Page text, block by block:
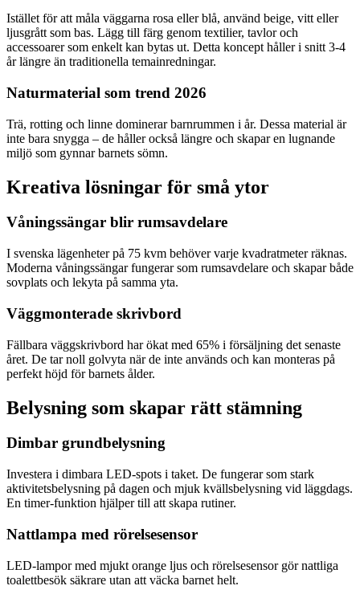
Istället för att måla väggarna rosa eller blå, använd beige, vitt eller
ljusgrått som bas. Lägg till färg genom textilier, tavlor och
accessoarer som enkelt kan bytas ut. Detta koncept håller i snitt 3-4
år längre än traditionella temainredningar.
Naturmaterial som trend 2026
Trä, rotting och linne dominerar barnrummen i år. Dessa material är
inte bara snygga – de håller också längre och skapar en lugnande
miljö som gynnar barnets sömn.
Kreativa lösningar för små ytor
Våningssängar blir rumsavdelare
I svenska lägenheter på 75 kvm behöver varje kvadratmeter räknas.
Moderna våningssängar fungerar som rumsavdelare och skapar både
sovplats och lekyta på samma yta.
Väggmonterade skrivbord
Fällbara väggskrivbord har ökat med 65% i försäljning det senaste
året. De tar noll golvyta när de inte används och kan monteras på
perfekt höjd för barnets ålder.
Belysning som skapar rätt stämning
Dimbar grundbelysning
Investera i dimbara LED-spots i taket. De fungerar som stark
aktivitetsbelysning på dagen och mjuk kvällsbelysning vid läggdags.
En timer-funktion hjälper till att skapa rutiner.
Nattlampa med rörelsesensor
LED-lampor med mjukt orange ljus och rörelsesensor gör nattliga
toalettbesök säkrare utan att väcka barnet helt.